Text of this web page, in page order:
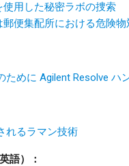
使用した秘密ラボの捜索
便集配所における危険物
めに Agilent Resolve ハ
れるラマン技術
語）：